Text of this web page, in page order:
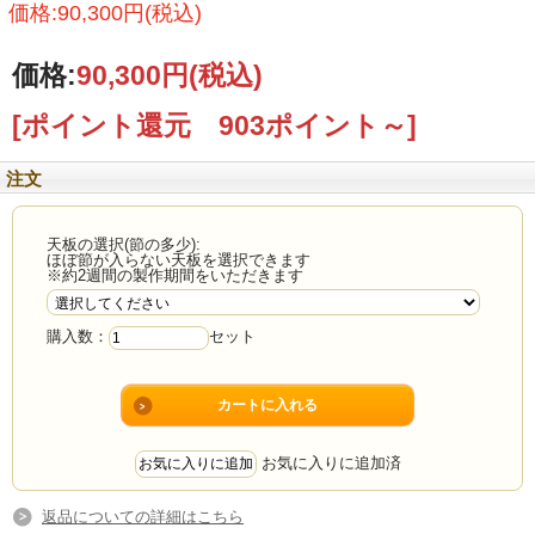
価格:90,300円(税込)
価格:90,300円(税込)
[ポイント還元 903ポイント～]
注文
天板の選択(節の多少):
ほぼ節が入らない天板を選択できます
※約2週間の製作期間をいただきます
購入数： セット
お気に入りに追加済
返品についての詳細はこちら